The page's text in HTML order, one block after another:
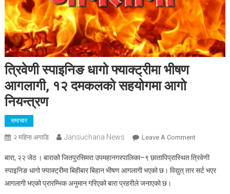
त्रिवेणी स्पाइनिङ धागो फ्याक्ट्रीमा भीषण
आगलागी, १२ दमकलको सहयोगमा आगो
नियन्त्रण
समाचार
२ महिना अगाडि Jansuchana News Leave A CommentOn
स्पाइनिङ
धागो
बारा, २२ जेठ । बाराको जितपुरसिमरा उपमहानगरपालिका–९ छातापिप्रास्थित त्रिवेणी
स्पाइनिङ धागो फ्याक्ट्रीमा बिहीबार बिहान भीषण आगलागी भएको छ। विद्युत् तार सर्ट भएर
आगलागी भएको प्रारम्भिक अनुमान गरिएको बारा प्रहरीले जनाएको छ।